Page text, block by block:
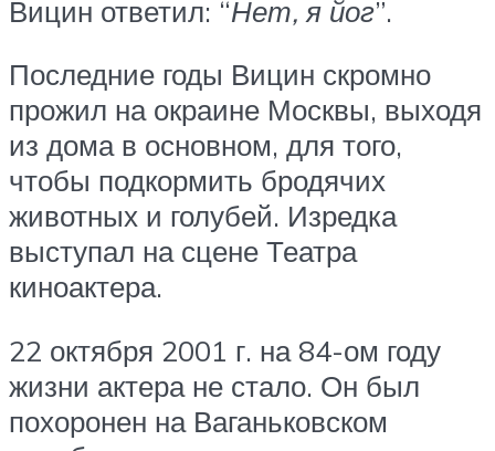
Вицин ответил: “Нет, я йог”.
Последние годы Вицин скромно
прожил на окраине Москвы, выходя
из дома в основном, для того,
чтобы подкормить бродячих
животных и голубей. Изредка
выступал на сцене Театра
киноактера.
22 октября 2001 г. на 84-ом году
жизни актера не стало. Он был
похоронен на Ваганьковском